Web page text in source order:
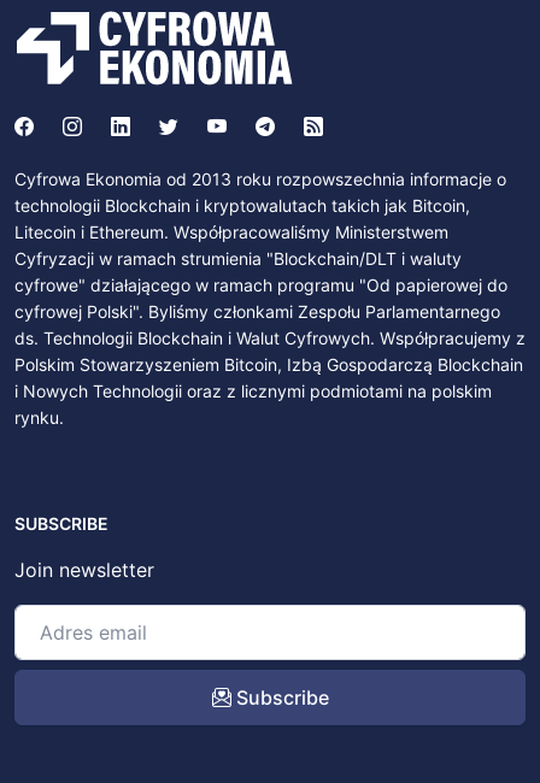
Cyfrowa Ekonomia od 2013 roku rozpowszechnia informacje o
technologii Blockchain i kryptowalutach takich jak Bitcoin,
Litecoin i Ethereum. Współpracowaliśmy Ministerstwem
Cyfryzacji w ramach strumienia "Blockchain/DLT i waluty
cyfrowe" działającego w ramach programu "Od papierowej do
cyfrowej Polski". Byliśmy członkami Zespołu Parlamentarnego
ds. Technologii Blockchain i Walut Cyfrowych. Współpracujemy z
Polskim Stowarzyszeniem Bitcoin, Izbą Gospodarczą Blockchain
i Nowych Technologii oraz z licznymi podmiotami na polskim
rynku.
SUBSCRIBE
Join newsletter
Subscribe